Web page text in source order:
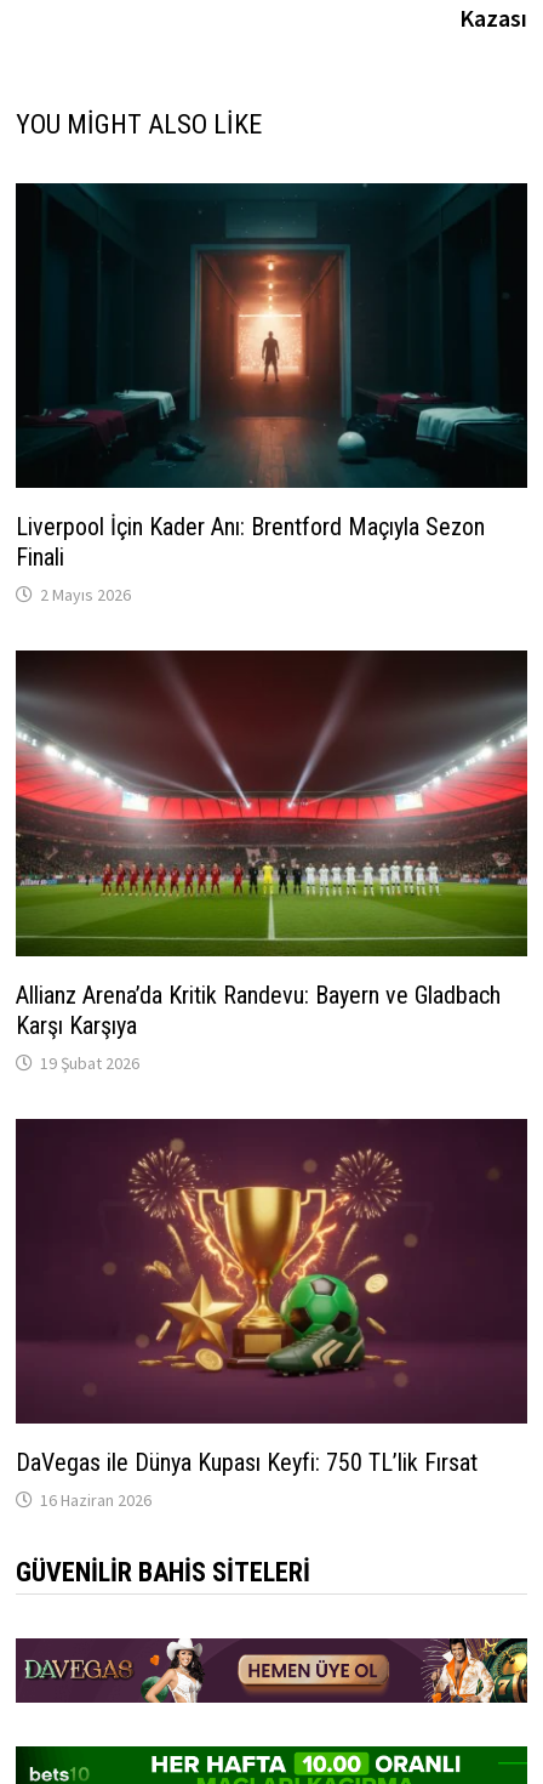
Kazası
YOU MIGHT ALSO LIKE
Liverpool İçin Kader Anı: Brentford Maçıyla Sezon
Finali
2 Mayıs 2026
Allianz Arena’da Kritik Randevu: Bayern ve Gladbach
Karşı Karşıya
19 Şubat 2026
DaVegas ile Dünya Kupası Keyfi: 750 TL’lik Fırsat
16 Haziran 2026
GÜVENILIR BAHIS SITELERI